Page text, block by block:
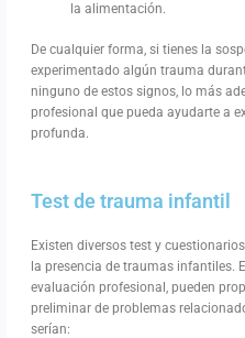
la alimentación.
De cualquier forma, si tienes la
experimentado algún trauma
ninguno de estos signos, lo más
profesional que pueda ayudarte a
profunda.
Test de trauma infantil
Existen diversos test y
la presencia de traumas infantiles.
evaluación profesional, pueden
preliminar de problemas
serían: